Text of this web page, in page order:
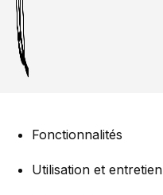
Fonctionnalités
Utilisation et entretien